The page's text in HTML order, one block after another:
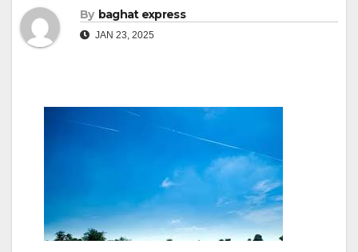
By baghat express
JAN 23, 2025